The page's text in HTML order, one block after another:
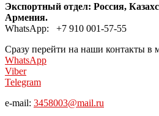
Экспортный отдел: Россия,
Армения.
WhatsApp: +7 910 001-57-55
Сразу перейти на наши контакты в
WhatsApp
Viber
Telegram
e-mail: 3458003@mail.ru